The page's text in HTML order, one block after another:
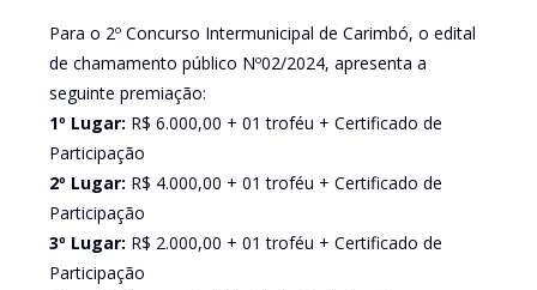
Para o 2º Concurso Intermunicipal de Carimbó, o edital
de chamamento público Nº02/2024, apresenta a
seguinte premiação:
1º Lugar: R$ 6.000,00 + 01 troféu + Certificado de
Participação
2º Lugar: R$ 4.000,00 + 01 troféu + Certificado de
Participação
3º Lugar: R$ 2.000,00 + 01 troféu + Certificado de
Participação